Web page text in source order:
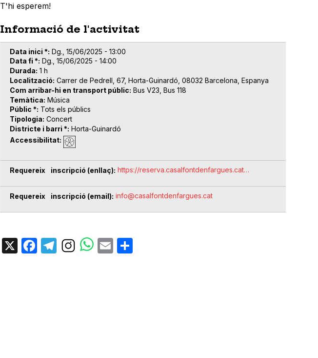
T'hi esperem!
Informació de l'activitat
Data inici * Dg., 15/06/2025 - 13:00
Data fi * Dg., 15/06/2025 - 14:00
Durada 1 h
Localització Carrer de Pedrell, 67, Horta-Guinardó, 08032 Barcelona, Espanya
Com arribar-hi en transport públic Bus V23, Bus 118
Temàtica Música
Públic * Tots els públics
Tipologia Concert
Districte i barri * Horta-Guinardó
Accessibilitat
Requereix inscripció (enllaç) https://reserva.casalfontdenfargues.cat…
Requereix inscripció (email) info@casalfontdenfargues.cat
X Facebook
TelegramEmail